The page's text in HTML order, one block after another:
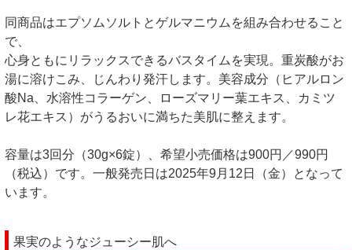
同商品はエプソムソルトとゲルマニウムを組み合わせること
で、
心身ともにリラックスできるバスタイムを実現。重炭酸がお
湯に溶けこみ、じんわり発汗します。美容成分（ヒアルロン
酸Na、水溶性コラーゲン、ローズマリー葉エキス、カミツ
レ花エキス）がうるおいに満ちた美肌に整えます。
容量は3回分（30g×6錠）、希望小売価格は900円／990円
（税込）です。一般発売日は2025年9月12日（金）となって
います。
果実のようなジューシー肌へ